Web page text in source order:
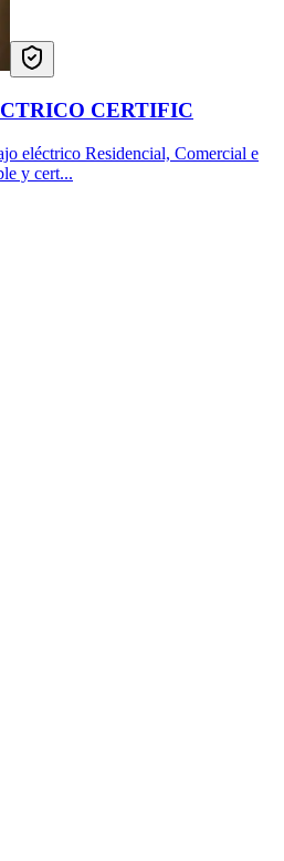
CERTIFIC
eléctrico Residencial, Comercial e
y cert...